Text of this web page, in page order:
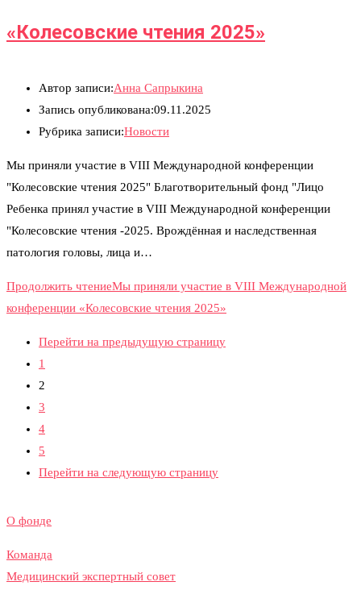
«Колесовские чтения 2025»
Автор записи:Анна Сапрыкина
Запись опубликована:09.11.2025
Рубрика записи:Новости
Мы приняли участие в VIII Международной конференции
"Колесовские чтения 2025" Благотворительный фонд "Лицо
Ребенка принял участие в VIII Международной конференции
"Колесовские чтения -2025. Врождённая и наследственная
патология головы, лица и…
Продолжить чтениеМы приняли участие в VIII Международной
конференции «Колесовские чтения 2025»
Перейти на предыдущую страницу
1
2
3
4
5
Перейти на следующую страницу
О фонде
Команда
Медицинский экспертный совет